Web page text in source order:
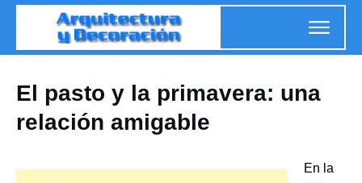
El pasto y la primavera: una
relación amigable
En la